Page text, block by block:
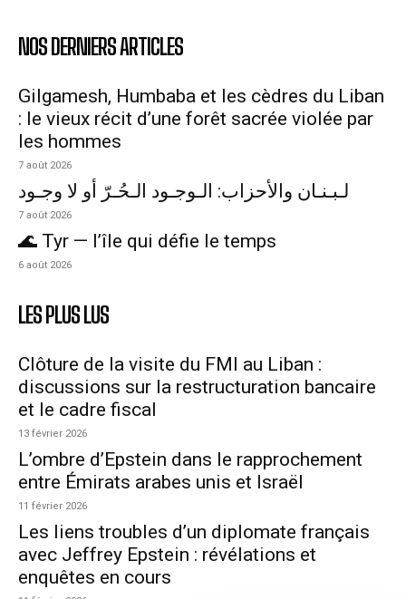
NOS DERNIERS ARTICLES
Gilgamesh, Humbaba et les cèdres du Liban
: le vieux récit d’une forêt sacrée violée par
les hommes
7 août 2026
لـبـنـان والأحزاب: الـوجـود الـحُـرّ أو لا وجـود
7 août 2026
🌊 Tyr — l’île qui défie le temps
6 août 2026
LES PLUS LUS
Clôture de la visite du FMI au Liban :
discussions sur la restructuration bancaire
et le cadre fiscal
13 février 2026
L’ombre d’Epstein dans le rapprochement
entre Émirats arabes unis et Israël
11 février 2026
Les liens troubles d’un diplomate français
avec Jeffrey Epstein : révélations et
enquêtes en cours